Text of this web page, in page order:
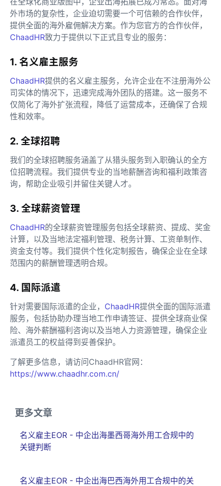
外市场的复杂性，企业迫切需要一个可信赖的合作伙伴，
提供全面的海外雇佣解决方案。作为您官方的合作伙伴，
ChaadHR致力于提供以下正式且专业的服务：
1. 名义雇主服务
ChaadHR提供的名义雇主服务，允许企业在不注册海外公
司实体的情况下，迅速完成海外团队的搭建。这一服务不
仅简化了海外扩张流程，降低了运营成本，还确保了合规
性和效率。
2. 全球招聘
我们的全球招聘服务涵盖了从猎头服务到入职确认的全方
位招聘流程。我们提供专业的当地薪酬咨询和福利政策咨
询，帮助企业吸引并留住关键人才。
3. 全球薪资管理
ChaadHR的全球薪资管理服务包括全球薪资、提成、奖金
计算，以及当地法定福利管理、税务计算、工资单制作、
资金支付等。我们提供个性化定制报告，确保企业在全球
范围内的薪酬管理透明合规。
4. 国际派遣
针对需要国际派遣的企业， ChaadHR提供全面的国际派遣
服务，包括协助办理当地工作申请签证、提供全球商业保
险、海外薪酬福利咨询以及当地人力资源管理，确保企业
派遣员工的权益得到妥善保护。
了解更多信息，请访问ChaadHR官网：
https://www.chaadhr.com.cn/
更多文章
名义雇主EOR - 中企出海墨西哥海外用工合规中的
关键判断
名义雇主EOR - 中企出海巴西海外用工合规中的关